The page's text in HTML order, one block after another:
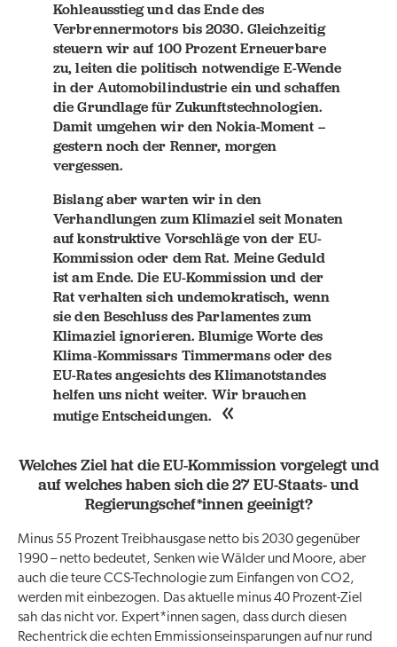
Kohleausstieg und das Ende des
Verbrennermotors bis 2030. Gleichzeitig
steuern wir auf 100 Prozent Erneuerbare
zu, leiten die politisch notwendige E-Wende
in der Automobilindustrie ein und schaffen
die Grundlage für Zukunftstechnologien.
Damit umgehen wir den Nokia-Moment –
gestern noch der Renner, morgen
vergessen.
Bislang aber warten wir in den
Verhandlungen zum Klimaziel seit Monaten
auf konstruktive Vorschläge von der EU-
Kommission oder dem Rat. Meine Geduld
ist am Ende. Die EU-Kommission und der
Rat verhalten sich undemokratisch, wenn
sie den Beschluss des Parlamentes zum
Klimaziel ignorieren. Blumige Worte des
Klima-Kommissars Timmermans oder des
EU-Rates angesichts des Klimanotstandes
helfen uns nicht weiter. Wir brauchen
mutige Entscheidungen.
Welches Ziel hat die EU-Kommission vorgelegt und
auf welches haben sich die 27 EU-Staats- und
Regierungschef*innen geeinigt?
Minus 55 Prozent Treibhausgase netto bis 2030 gegenüber
1990 – netto bedeutet, Senken wie Wälder und Moore, aber
auch die teure CCS-Technologie zum Einfangen von CO2,
werden mit einbezogen. Das aktuelle minus 40 Prozent-Ziel
sah das nicht vor. Expert*innen sagen, dass durch diesen
Rechentrick die echten Emmissionseinsparungen auf nur rund